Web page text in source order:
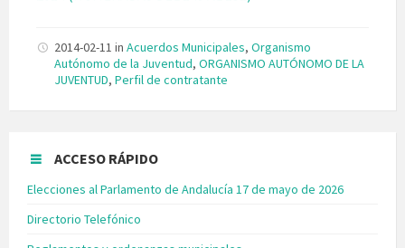
2014-02-11 in Acuerdos Municipales, Organismo
Autónomo de la Juventud, ORGANISMO AUTÓNOMO DE LA
JUVENTUD, Perfil de contratante
ACCESO RÁPIDO
Elecciones al Parlamento de Andalucía 17 de mayo de 2026
Directorio Telefónico